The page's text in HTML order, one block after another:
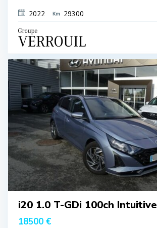
2022 29300
i20 1.0 T-GDi 100ch Intuitive
18500 €